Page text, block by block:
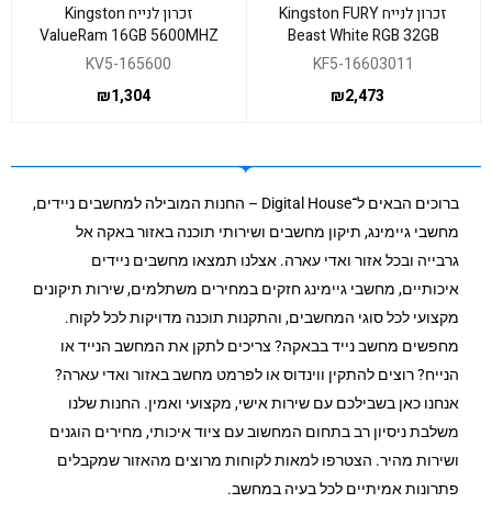
זכרון לנייח Kingston FURY
Beast White RGB 32GB
6000Mhz C30
KF5-16603011
₪2,473
זכרון לנייח Kingston
ValueRam 16GB 5600MHZ
DDR5 non-ECC C46
KV5-165600
₪1,304
ברוכים הבאים ל־Digital House – החנות המובילה למחשבים ניידים,
מחשבי גיימינג, תיקון מחשבים ושירותי תוכנה באזור באקה אל
גרבייה ובכל אזור ואדי עארה. אצלנו תמצאו מחשבים ניידים
איכותיים, מחשבי גיימינג חזקים במחירים משתלמים, שירות תיקונים
מקצועי לכל סוגי המחשבים, והתקנות תוכנה מדויקות לכל לקוח.
מחפשים מחשב נייד בבאקה? צריכים לתקן את המחשב הנייד או
הנייח? רוצים להתקין ווינדוס או לפרמט מחשב באזור ואדי עארה?
אנחנו כאן בשבילכם עם שירות אישי, מקצועי ואמין. החנות שלנו
משלבת ניסיון רב בתחום המחשוב עם ציוד איכותי, מחירים הוגנים
ושירות מהיר. הצטרפו למאות לקוחות מרוצים מהאזור שמקבלים
פתרונות אמיתיים לכל בעיה במחשב.